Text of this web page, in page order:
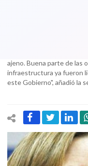
ajeno. Buena parte de las
infraestructura ya fueron
este Gobierno", añadió la